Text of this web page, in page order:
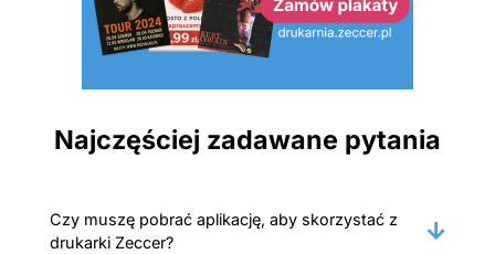
Najczęściej zadawane pytania
Czy muszę pobrać aplikację, aby skorzystać z
drukarki Zeccer?